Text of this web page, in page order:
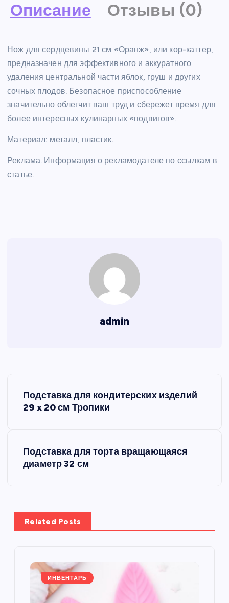
Описание Отзывы (0)
Нож для сердцевины 21 см «Оранж», или кор-каттер,
предназначен для эффективного и аккуратного
удаления центральной части яблок, груш и других
сочных плодов. Безопасное приспособление
значительно облегчит ваш труд и сбережет время для
более интересных кулинарных «подвигов».
Материал: металл, пластик.
Реклама. Информация о рекламодателе по ссылкам в
статье.
admin
а
ц
Подставка для кондитерских изделий
29 x 20 см Тропики
Подставка для торта вращающаяся
диаметр 32 см
Related Posts
ИНВЕНТАРЬ